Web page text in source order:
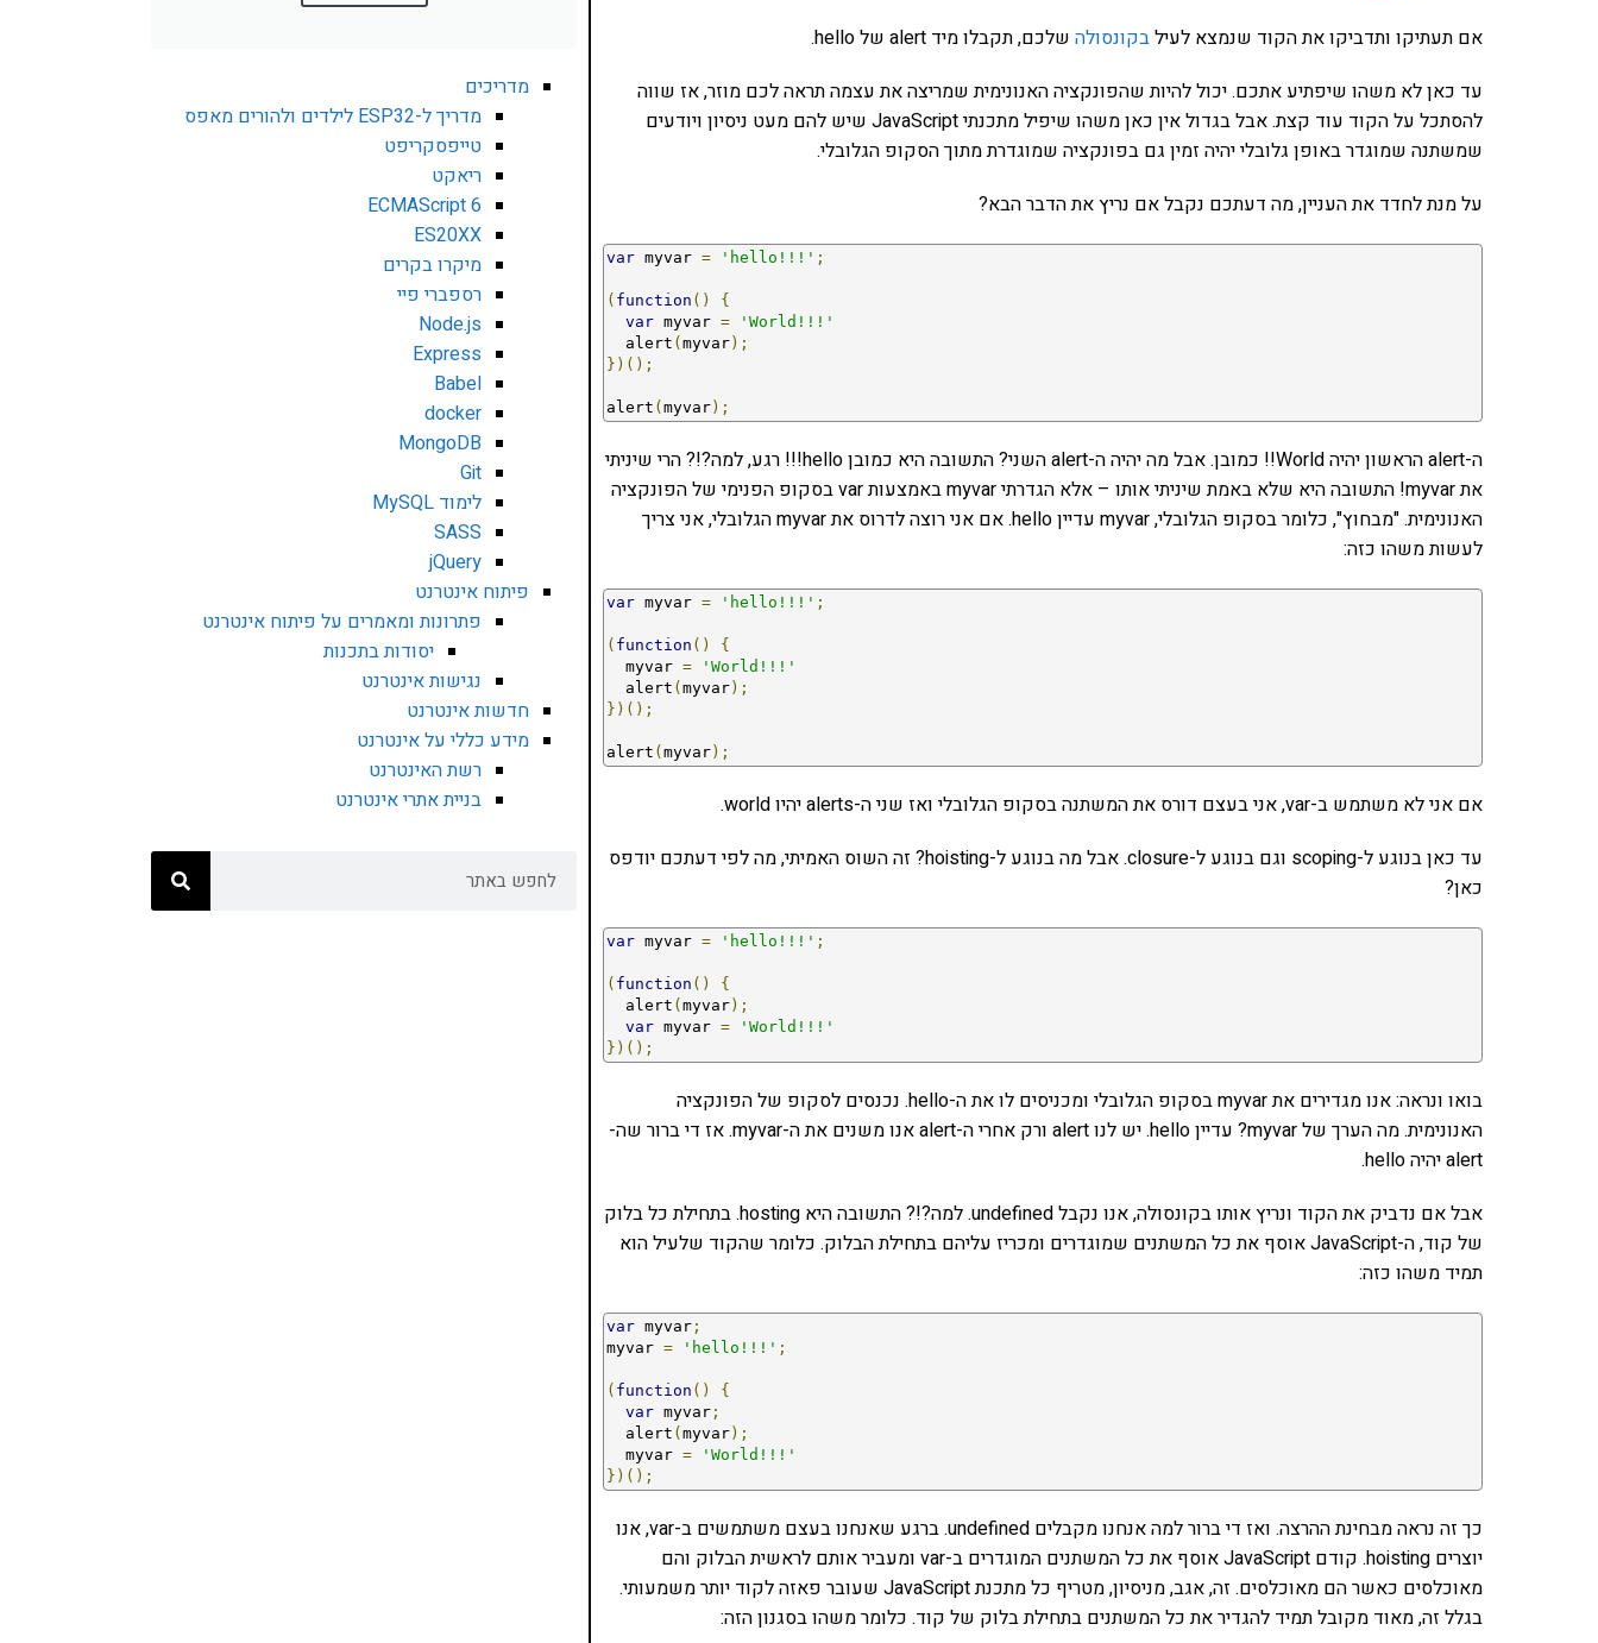
אם תעתיקו ותדביקו את הקוד שנמצא לעילבקונסולה שלכם, תקבלו מיד alert של hello.
עד כאן לא משהו שיפתיע אתכם. יכול להיות שהפונקציה האנונימית שמריצה את עצמה תראה לכם מוזר, אז שווה
להסתכל על הקוד עוד קצת. אבל בגדול אין כאן משהו שיפיל מתכנתי JavaScript שיש להם מעט ניסיון ויודעים
שמשתנה שמוגדר באופן גלובלי יהיה זמין גם בפונקציה שמוגדרת מתוך הסקופ הגלובלי.
על מנת לחדד את העניין, מה דעתכם נקבל אם נריץ את הדבר הבא?
var myvar = 'hello!!!' ;
( function ()
{
var myvar =
'World!!!'
  alert
(myvar);
})();
alert (myvar);
ה-alert הראשון יהיה World!! כמובן. אבל מה יהיה ה-alert השני? התשובה היא כמובן hello!!! רגע, למה?!? הרי שיניתי
את myvar! התשובה היא שלא באמת שיניתי אותו – אלא הגדרתי myvar באמצעות var בסקופ הפנימי של הפונקציה
האנונימית. "מבחוץ", כלומר בסקופ הגלובלי, myvar עדיין hello. אם אני רוצה לדרוס את myvar הגלובלי, אני צריך
לעשות משהו כזה:
var myvar = 'hello!!!' ;
( function ()
{
  myvar
=
'World!!!'
  alert
(myvar);
})();
alert (myvar);
אם אני לא משתמש ב-var, אני בעצם דורס את המשתנה בסקופ הגלובלי ואז שני ה-alerts יהיו world.
עד כאן בנוגע ל-scoping וגם בנוגע ל-closure. אבל מה בנוגע ל-hoisting? זה השוס האמיתי, מה לפי דעתכם יודפס
כאן?
var myvar = 'hello!!!' ;
( function ()
{
  alert
(myvar);
var myvar =
'World!!!'
})();
בואו ונראה: אנו מגדירים את myvar בסקופ הגלובלי ומכניסים לו את ה-hello. נכנסים לסקופ של הפונקציה
האנונימית. מה הערך של myvar? עדיין hello. יש לנו alert ורק אחרי ה-alert אנו משנים את ה-myvar. אז די ברור שה-
alert יהיה hello.
אבל אם נדביק את הקוד ונריץ אותו בקונסולה, אנו נקבל undefined. למה?!? התשובה היא hosting. בתחילת כל בלוק
של קוד, ה-JavaScript אוסף את כל המשתנים שמוגדרים ומכריז עליהם בתחילת הבלוק. כלומר שהקוד שלעיל הוא
תמיד משהו כזה:
var myvar ;
myvar = 'hello!!!' ;
( function ()
{
var myvar ;
  alert
(myvar);
  myvar
=
'World!!!'
})();
כך זה נראה מבחינת ההרצה. ואז די ברור למה אנחנו מקבלים undefined. ברגע שאנחנו בעצם משתמשים ב-var, אנו
יוצרים hoisting. קודם JavaScript אוסף את כל המשתנים המוגדרים ב-var ומעביר אותם לראשית הבלוק והם
מאוכלסים כאשר הם מאוכלסים. זה, אגב, מניסיון, מטריף כל מתכנת JavaScript שעובר פאזה לקוד יותר משמעותי.
בגלל זה, מאוד מקובל תמיד להגדיר את כל המשתנים בתחילת בלוק של קוד. כלומר משהו בסגנון הזה:
מדריכים
מדריך ל-ESP32 לילדים ולהורים מאפס
טייפסקריפט
ריאקט
ECMAScript 6
ES20XX
מיקרו בקרים
רספברי פיי
Node.js
Express
Babel
docker
MongoDB
Git
לימוד MySQL
SASS
jQuery
פיתוח אינטרנט
פתרונות ומאמרים על פיתוח אינטרנט
יסודות בתכנות
נגישות אינטרנט
חדשות אינטרנט
מידע כללי על אינטרנט
רשת האינטרנט
בניית אתרי אינטרנט